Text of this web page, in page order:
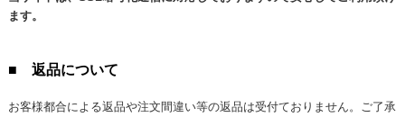
ます。
■ 返品について
お客様都合による返品や注文間違い等の返品は受付ておりません。ご了承